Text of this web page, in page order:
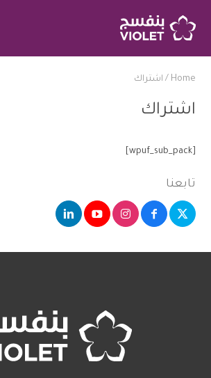
Home
/ اشتراك
اشتراك
[wpuf_sub_pack]
تابعنا